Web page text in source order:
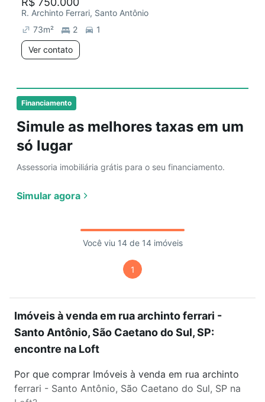
Financiamento
Simule as melhores taxas em um
só lugar
Assessoria imobiliária grátis para o seu financiamento.
Simular agora
R. Archinto Ferrari, Santo Antônio
73m² 2
1
Ver contato
Você viu 14 de 14 imóveis
1
Imóveis à venda em rua archinto ferrari -
Santo Antônio, São Caetano do Sul, SP:
encontre na Loft
Por que comprar Imóveis à venda em rua archinto
ferrari - Santo Antônio, São Caetano do Sul, SP na